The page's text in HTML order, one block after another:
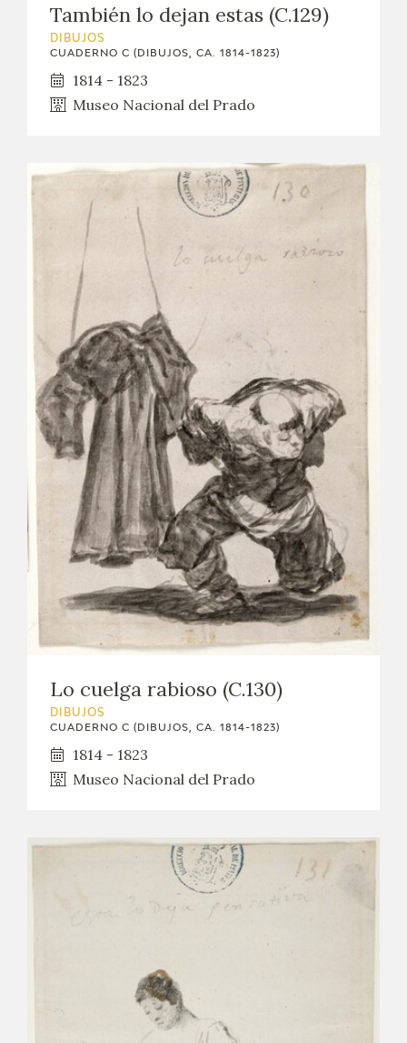
CRONOLOGÍA
GOYA EN EL MUNDO
EDICIONES
PUBLICACIONES
TIENDA
TIENDA ONLINE
RECURSOS EDUCATIVOS
FICHAS ARASAAC
También lo dejan estas (C.129)
DIBUJOS
CUADERNO C (DIBUJOS, CA. 1814-1823)
1814 - 1823
Museo Nacional del Prado
Lo cuelga rabioso (C.130)
DIBUJOS
CUADERNO C (DIBUJOS, CA. 1814-1823)
1814 - 1823
Museo Nacional del Prado